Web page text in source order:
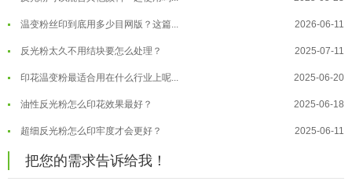
温变粉耐温真相：注塑"高温炼... 2026-07-03
夜间安全卫士：丝印反光粉搭配全攻... 2026-01-20
温变粉丝印到底用多少目网版？这篇... 2026-06-11
反光粉太久不用结块要怎么处理？ 2025-07-11
印花温变粉最适合用在什么行业上呢... 2025-06-20
油性反光粉怎么印花效果最好？ 2025-06-18
超细反光粉怎么印牢度才会更好？ 2025-06-11
反光粉是永久有效的吗？能用多久？
外墙涂料中怎么添加反光粉使用？ 2025-06-05
把您的需求告诉给我！